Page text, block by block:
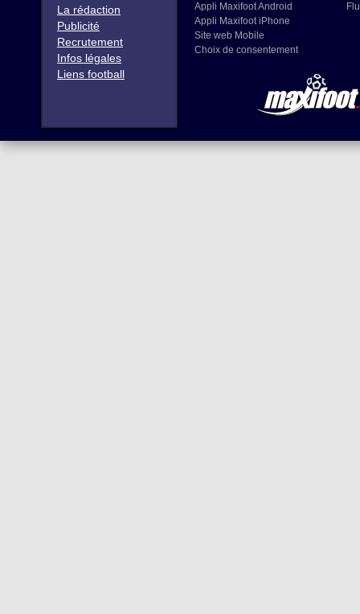
La rédaction
Publicité
Recrutement
Infos légales
Liens football
Appli Maxifoot Android
Appli Maxifoot iPhone
Site web Mobile
Choix de consentement